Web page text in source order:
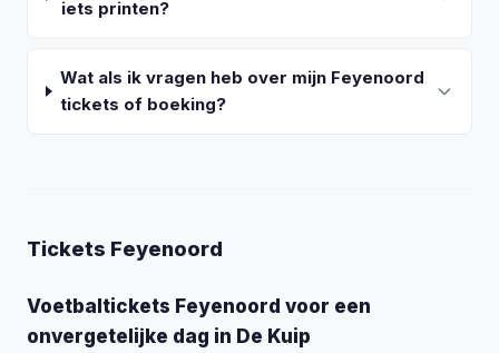
iets printen?
Wat als ik vragen heb over mijn Feyenoord
tickets of boeking?
Tickets Feyenoord
Voetbaltickets Feyenoord voor een
onvergetelijke dag in De Kuip